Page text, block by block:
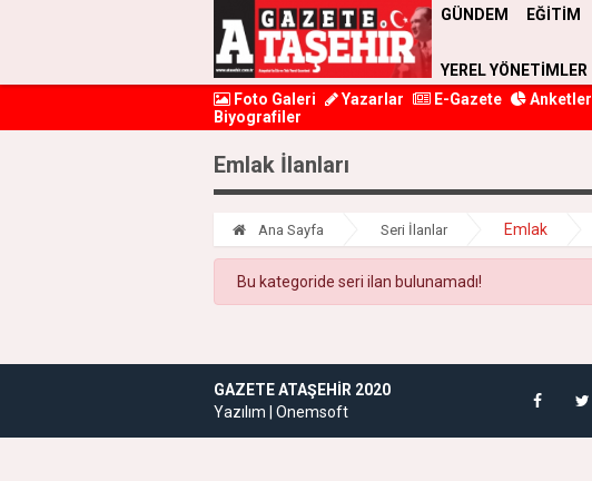
GÜNDEM EĞİTİM
YEREL YÖNETİMLER
Foto Galeri
Yazarlar E-Gazete Anketler
Biyografiler
Emlak İlanları
Ana Sayfa Seri İlanlar Emlak
Bu kategoride seri ilan bulunamadı!
GAZETE ATAŞEHIR 2020
Yazılım | Onemsoft